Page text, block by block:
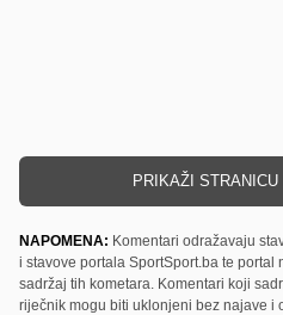
PRIKAŽI
NAPOMENA: Komentari odražavaju
i stavove portala SportSport.ba te portal
sadržaj tih kometara. Komentari koji
riječnik mogu biti uklonjeni bez najave i